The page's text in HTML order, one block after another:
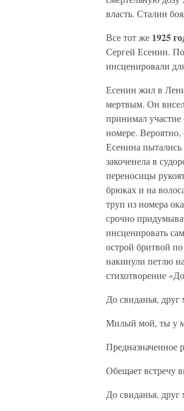
власть. Сталин
Все тот же 1925
Сергей Есенин.
инсценировали
Есенин жил в
мертвым. Он
принимал
номере.
Есенина пытались
закоченела в
переносицы
брюках и на
труп из номера
срочно
инсценировать
острой бритвой
накинули петлю
стихотворение
До свиданья, друг
Милый мой, ты у
Предназначенное
Обещает встречу
До свиданья, друг